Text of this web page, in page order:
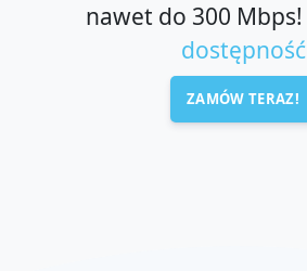
nawet do 300 Mbps!
dostępność
ZAMÓW TERAZ!